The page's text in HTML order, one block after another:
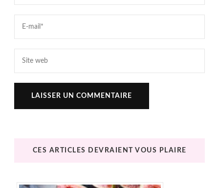
CES ARTICLES DEVRAIENT VOUS PLAIRE